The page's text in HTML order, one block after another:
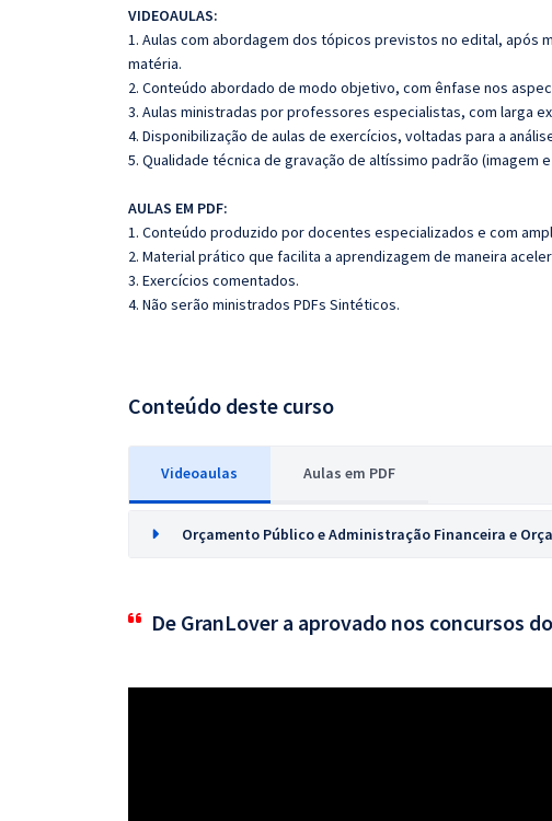
VIDEOAULAS:
1. Aulas com abordagem dos tópicos previstos no edital, após
matéria.
2. Conteúdo abordado de modo objetivo, com ênfase nos
3. Aulas ministradas por professores especialistas, com larga
4. Disponibilização de aulas de exercícios, voltadas para a
5. Qualidade técnica de gravação de altíssimo padrão (imagem
AULAS EM PDF:
1. Conteúdo produzido por docentes especializados e com
2. Material prático que facilita a aprendizagem de maneira
3. Exercícios comentados.
4. Não serão ministrados PDFs Sintéticos.
Conteúdo deste curso
Videoaulas Aulas em PDF
Orçamento Público e Administração Financeira e
De GranLover a aprovado nos concursos